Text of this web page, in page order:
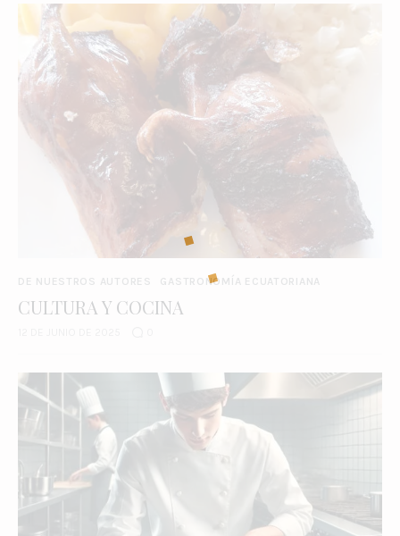
DE NUESTROS AUTORES GASTRONOMÍA ECUATORIANA
CULTURA Y COCINA